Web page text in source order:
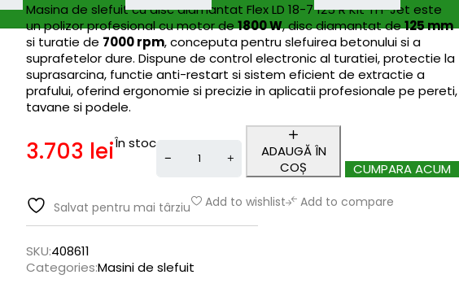
Masina de slefuit cu disc diamantat Flex LD 18-7 125 R Kit TH-Jet este
un polizor profesional cu motor de1800 W, disc diamantat de125 mm
si turatie de 7000 rpm, conceputa pentru slefuirea betonului si a
suprafetelor dure. Dispune de control electronic al turatiei, protectie la
suprasarcina, functie anti-restart si sistem eficient de extractie a
prafului, oferind ergonomie si precizie in aplicatii profesionale pe pereti,
tavane si podele.
3.703 leiÎn stoc
ADAUGĂ ÎN
COȘ
CUMPARA ACUM
Salvat pentru mai târziu Add to wishlist Add to compare
SKU:408611
Categories:Masini de slefuit